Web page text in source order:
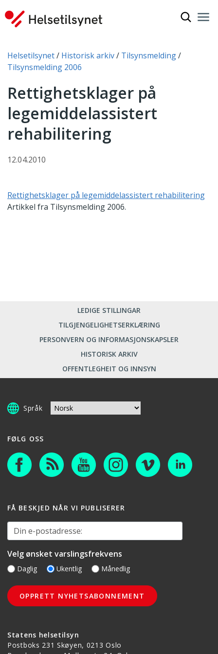
Du er her:
Helsetilsynet Historisk arkiv
Tilsynsmelding
Tilsynsmelding 2006
Rettighetsklager på
legemiddelassistert
rehabilitering
12.04.2010
Rettighetsklager på legemiddelassistert rehabilitering
Artikkel fra Tilsynsmelding 2006.
LEDIGE STILLINGAR
TILGJENGELIGHETSERKLÆRING
PERSONVERN OG INFORMASJONSKAPSLER
HISTORISK ARKIV
OFFENTLEGHEIT OG INNSYN
Språk
Statens helsetilsyn
Postboks 231 Skøyen, 0213 Oslo
FØLG OSS
FÅ BESKJED NÅR VI PUBLISERER
Din e-postadresse:
Velg ønsket varslingsfrekvens
Daglig Ukentlig Månedlig